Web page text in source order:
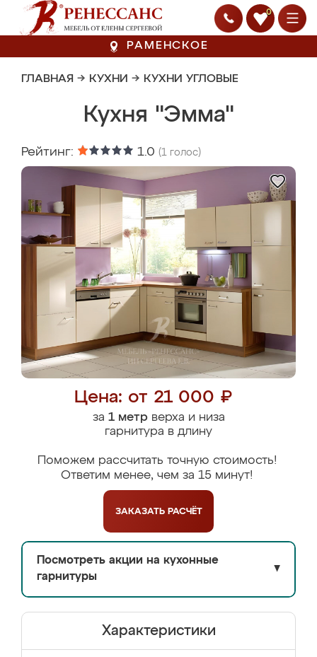
0
РАМЕНСКОЕ
ГЛАВНАЯ → КУХНИ → КУХНИ УГЛОВЫЕ
Кухня "Эмма"
Рейтинг: 1.0 (1 голос)
Цена: от 21 000 ₽
за 1 метрверха и низа
гарнитура в длину
Поможем рассчитать точную стоимость!
Ответим менее, чем за 15 минут!
ЗАКАЗАТЬ РАСЧЁТ
Посмотреть акции на кухонные
гарнитуры
▼
Характеристики